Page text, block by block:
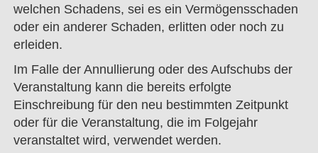
welchen Schadens, sei es ein Vermögensschaden
oder ein anderer Schaden, erlitten oder noch zu
erleiden.
Im Falle der Annullierung oder des Aufschubs der
Veranstaltung kann die bereits erfolgte
Einschreibung für den neu bestimmten Zeitpunkt
oder für die Veranstaltung, die im Folgejahr
veranstaltet wird, verwendet werden.